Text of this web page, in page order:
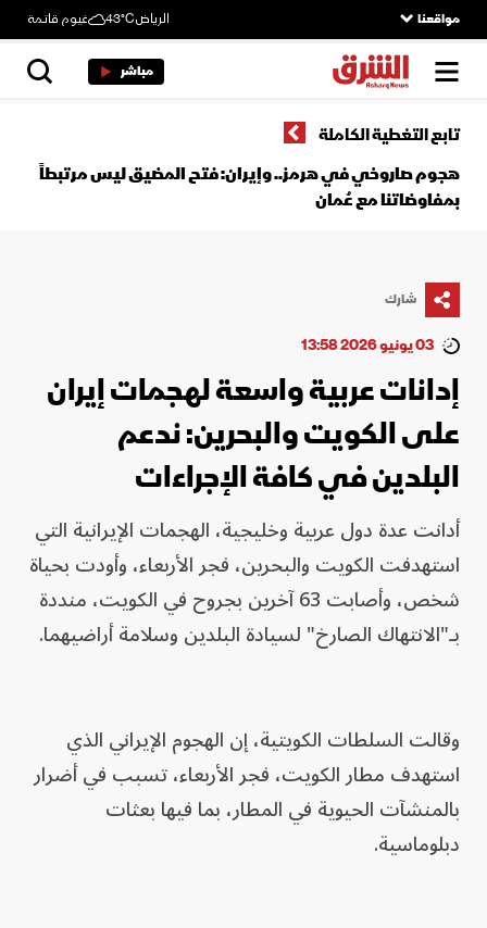
مواقعنا الرياض43°C غيوم قاتمة
مباشر
تابع التغطية الكاملة
هجوم صاروخي في هرمز.. وإيران: فتح المضيق ليس مرتبطاً
بمفاوضاتنا مع عُمان
شارك
03 يونيو 2026 13:58
إدانات عربية واسعة لهجمات إيران
على الكويت والبحرين: ندعم
البلدين في كافة الإجراءات
أدانت عدة دول عربية وخليجية، الهجمات الإيرانية التي
استهدفت الكويت والبحرين، فجر الأربعاء، وأودت بحياة
شخص، وأصابت 63 آخرين بجروح في الكويت، منددة
بـ"الانتهاك الصارخ" لسيادة البلدين وسلامة أراضيهما.
وقالت السلطات الكويتية، إن الهجوم الإيراني الذي
استهدف مطار الكويت، فجر الأربعاء، تسبب في أضرار
بالمنشآت الحيوية في المطار، بما فيها بعثات
دبلوماسية.